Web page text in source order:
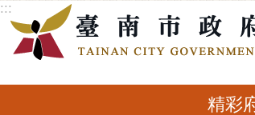
跳到主要內容區塊
:::
精彩